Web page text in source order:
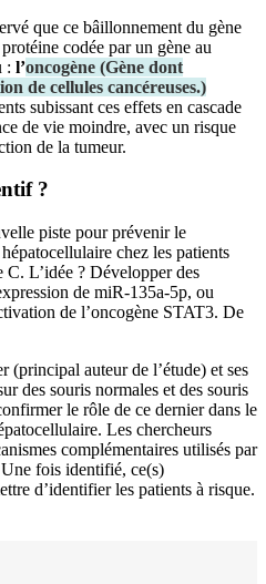
que ce bâillonnement du gène
codée par un gène au
: l’oncogène (Gène dont
de cellules cancéreuses.)
subissant ces effets en cascade
de vie moindre, avec un risque
de la tumeur.
?
piste pour prévenir le
chez les patients
C. L’idée ? Développer des
de miR-135a-5p, ou
de l’oncogène STAT3. De
(principal auteur de l’étude) et ses
des souris normales et des souris
le rôle de ce dernier dans le
Les chercheurs
complémentaires utilisés par
fois identifié, ce(s)
d’identifier les patients à risque.